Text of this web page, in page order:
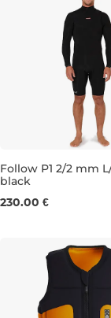
M L
Follow P1 2/2 mm
black
230.00 €